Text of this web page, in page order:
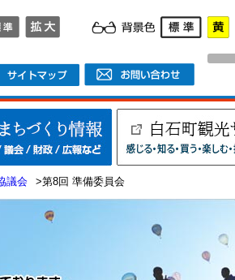
議会 >第8回 準備委員会